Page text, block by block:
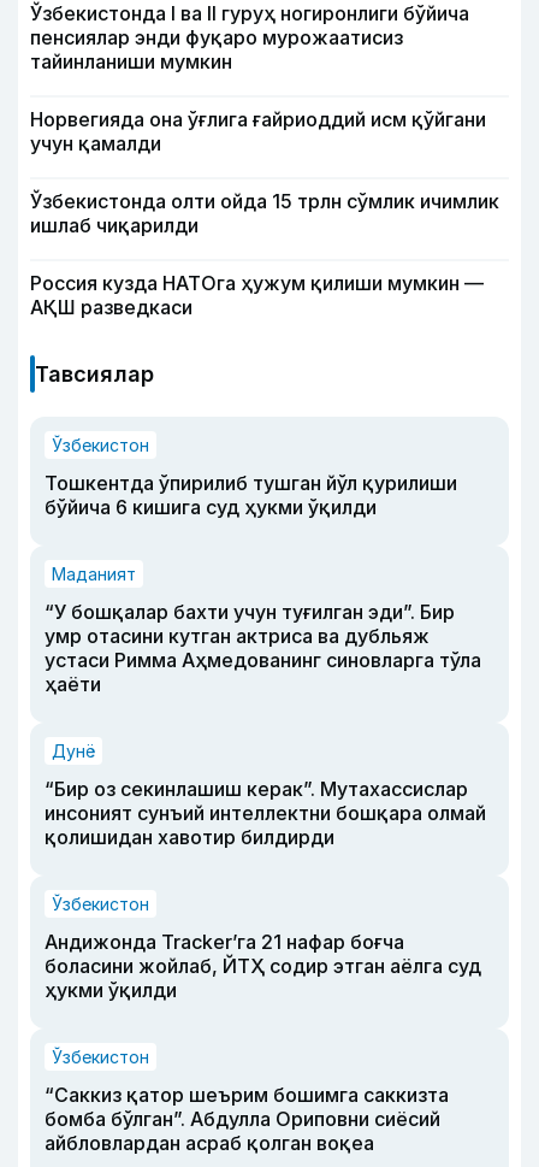
Ўзбекистонда I ва II гуруҳ ногиронлиги бўйича
пенсиялар энди фуқаро мурожаатисиз
тайинланиши мумкин
Норвегияда она ўғлига ғайриоддий исм қўйгани
учун қамалди
Ўзбекистонда олти ойда 15 трлн сўмлик ичимлик
ишлаб чиқарилди
Россия кузда НАТОга ҳужум қилиши мумкин —
АҚШ разведкаси
Тавсиялар
Ўзбекистон
Тошкентда ўпирилиб тушган йўл қурилиши
бўйича 6 кишига суд ҳукми ўқилди
Маданият
“У бошқалар бахти учун туғилган эди”. Бир
умр отасини кутган актриса ва дубльяж
устаси Римма Аҳмедованинг синовларга тўла
ҳаёти
Дунё
“Бир оз секинлашиш керак”. Мутахассислар
инсоният сунъий интеллектни бошқара олмай
қолишидан хавотир билдирди
Ўзбекистон
Андижонда Tracker’га 21 нафар боғча
боласини жойлаб, ЙТҲ содир этган аёлга суд
ҳукми ўқилди
Ўзбекистон
“Саккиз қатор шеърим бошимга саккизта
бомба бўлган”. Абдулла Ориповни сиёсий
айбловлардан асраб қолган воқеа